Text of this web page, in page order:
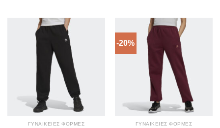
ΓΥΝΑΙΚΕΊΕΣ ΦΌΡΜΕΣ
-20%
ΓΥΝΑΙΚΕΊΕΣ ΦΌΡΜΕΣ